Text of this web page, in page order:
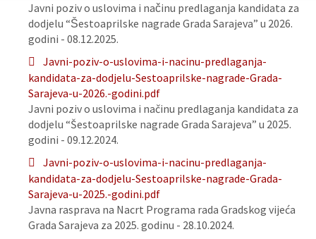
Javni poziv o uslovima i načinu predlaganja kandidata za
dodjelu “Šestoaprilske nagrade Grada Sarajeva” u 2026.
godini - 08.12.2025.
Javni-poziv-o-uslovima-i-nacinu-predlaganja-
kandidata-za-dodjelu-Sestoaprilske-nagrade-Grada-
Sarajeva-u-2026.-godini.pdf
Javni poziv o uslovima i načinu predlaganja kandidata za
dodjelu “Šestoaprilske nagrade Grada Sarajeva” u 2025.
godini - 09.12.2024.
Javni-poziv-o-uslovima-i-nacinu-predlaganja-
kandidata-za-dodjelu-Sestoaprilske-nagrade-Grada-
Sarajeva-u-2025.-godini.pdf
Javna rasprava na Nacrt Programa rada Gradskog vijeća
Grada Sarajeva za 2025. godinu - 28.10.2024.